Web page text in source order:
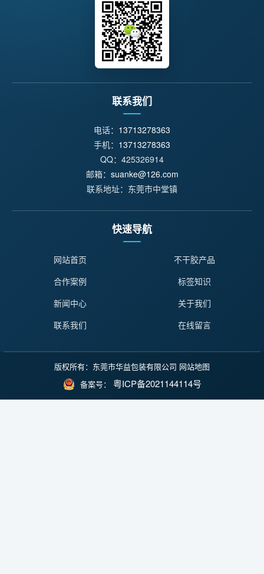
联系我们
电话： 13713278363
手机： 13713278363
QQ：425326914
邮箱： suanke@126.com
联系地址：东莞市中堂镇
快速导航
网站首页
不干胶产品
合作案例
标签知识
新闻中心
关于我们
联系我们
在线留言
版权所有：东莞市华益包装有限公司 网站地图
备案号： 粤ICP备2021144114号